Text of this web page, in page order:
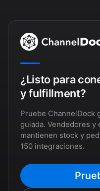
¿Listo para
y fulfillment?
Pruebe ChannelDock
guiada. Vendedores
mantienen stock y
150 integraciones.